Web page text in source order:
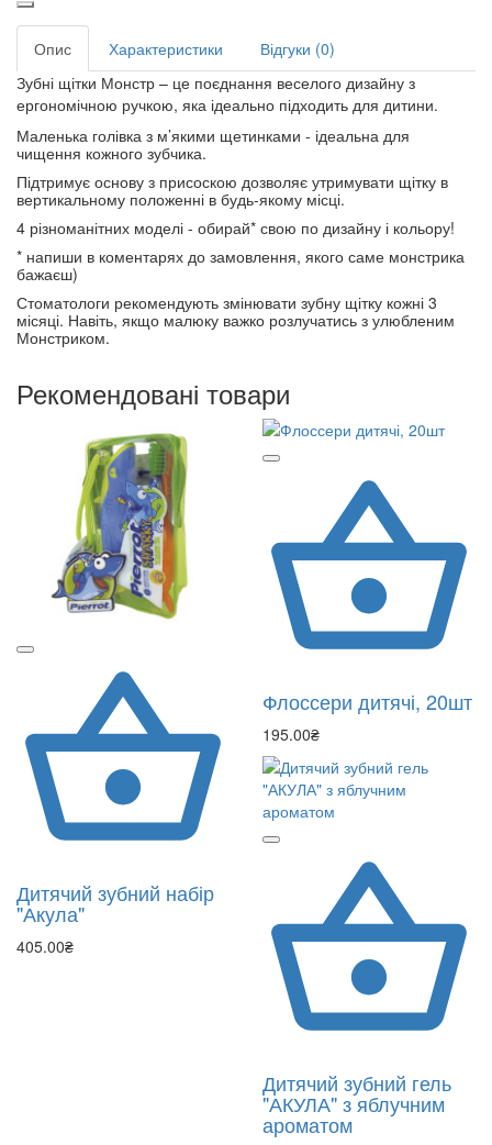
Опис Характеристики
Відгуки (0)
Зубні щітки Монстр – це поєднання веселого дизайну з
ергономічною ручкою, яка ідеально підходить для дитини.
Маленька голівка з м’якими щетинками - ідеальна для
чищення кожного зубчика.
Підтримує основу з присоскою дозволяє утримувати щітку в
вертикальному положенні в будь-якому місці.
4 різноманітних моделі - обирай* свою по дизайну і кольору!
* напиши в коментарях до замовлення, якого саме монстрика
бажаєш)
Стоматологи рекомендують змінювати зубну щітку кожні 3
місяці. Навіть, якщо малюку важко розлучатись з улюбленим
Монстриком.
Рекомендовані товари
Дитячий зубний набір
"Акула"
405.00₴
Флоссери дитячі, 20шт
195.00₴
Дитячий зубний гель
"АКУЛА" з яблучним
ароматом